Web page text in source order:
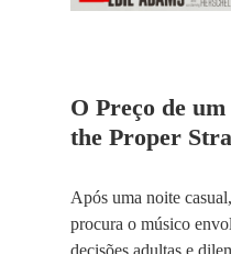
O Preço de
the Proper
Após uma noite
procura o músico